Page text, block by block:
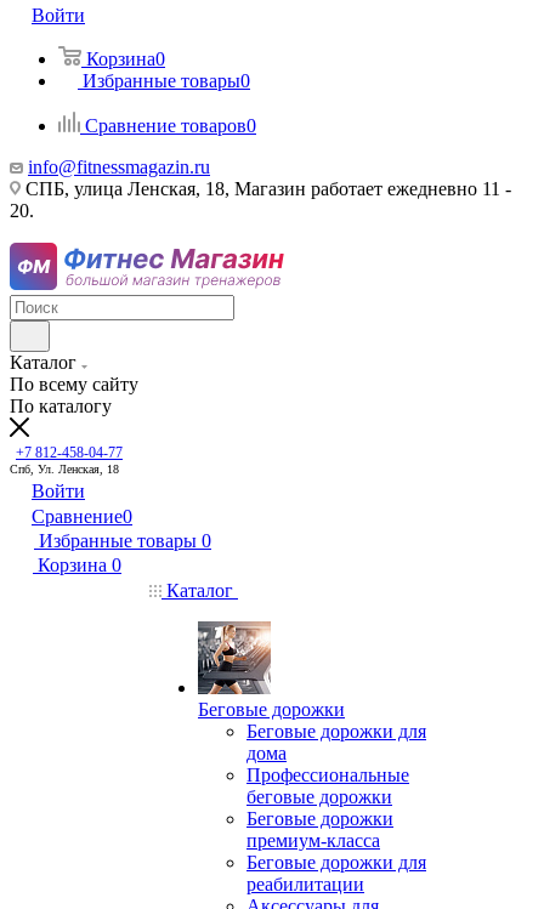
Войти
Корзина0
Избранные товары0
Сравнение товаров0
info@fitnessmagazin.ru
СПБ, улица Ленская, 18, Магазин работает ежедневно 11 -
20.
Каталог
По всему сайту
По каталогу
+7 812-458-04-77
Спб, Ул. Ленская, 18
Войти
Сравнение0
Избранные товары 0
Корзина 0
Каталог
Беговые дорожки
Беговые дорожки для
дома
Профессиональные
беговые дорожки
Беговые дорожки
премиум-класса
Беговые дорожки для
реабилитации